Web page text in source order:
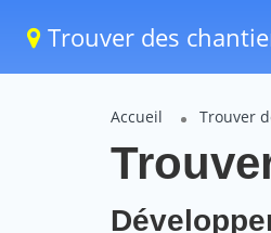
Trouver des
Accueil Trouver